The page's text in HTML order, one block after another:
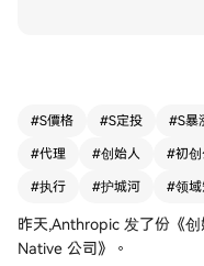
金等多重门槛，而现在
小团队甚至个人也能执行复杂
创始人的角色正从个人
行业经验与业务判断力
AI将领域知识转化为产
#S價格 #S定投 #S暴
#代理 #创始人 #初创
#执行 #护城河 #领域
昨天,Anthropic 发了份《
Native 公司》。